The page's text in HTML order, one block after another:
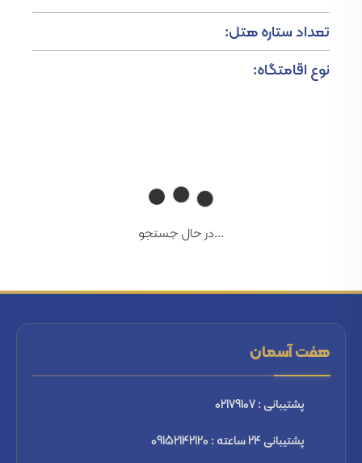
تعداد ستاره هتل:
نوع اقامتگاه:
...در حال جستجو
هفت آسمان
پشتیبانی : 02179107
پشتیبانی 24 ساعته : 09152142120